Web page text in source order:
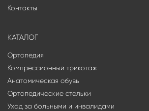
Контакты
КАТАЛОГ
Ортопедия
Компрессионный трикотаж
Анатомическая обувь
Ортопедические стельки
Уход за больными и инвалидами